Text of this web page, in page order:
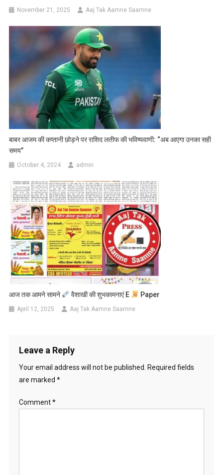
November 21, 2025 Aaj Tak Aamne Saamne
बाबर आजम की कप्तानी छोड़ने पर राशिद लतीफ की भविष्यवाणी: “अब आएगा उनका सही
समय”
October 4, 2024 admin
आज तक आमने सामने वैशाखी की शुभकामनाएं E Paper
April 12, 2025 Aaj Tak Aamne Saamne
Leave a Reply
Your email address will not be published.
Required fields
are marked *
Comment*